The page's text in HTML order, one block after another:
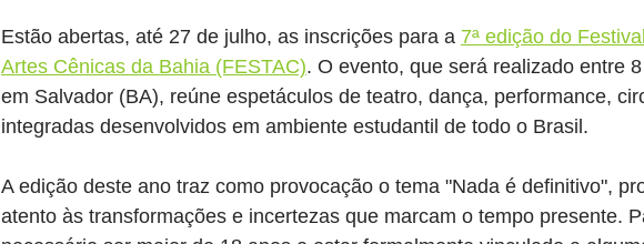
Estão abertas, até 27 de julho, as inscrições para a 7ª edição do
Artes Cênicas da Bahia (FESTAC). O evento, que será realizado entre
em Salvador (BA), reúne espetáculos de teatro, dança, performance,
integradas desenvolvidos em ambiente estudantil de todo o Brasil.
A edição deste ano traz como provocação o tema "Nada é definitivo",
atento às transformações e incertezas que marcam o tempo presente.